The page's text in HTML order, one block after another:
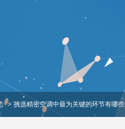
> 挑选精密空调中最为关键的环节有哪些